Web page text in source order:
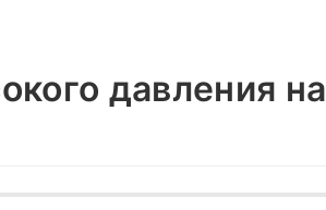
давления на